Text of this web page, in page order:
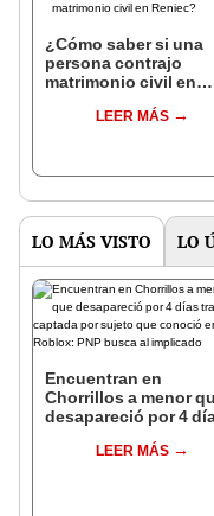
¿Cómo saber si una
persona contrajo
matrimonio civil en
LEER MÁS
LO MÁS VISTO LO
Encuentran en
Chorrillos a menor
desapareció por 4
sujeto que conoció en
LEER MÁS